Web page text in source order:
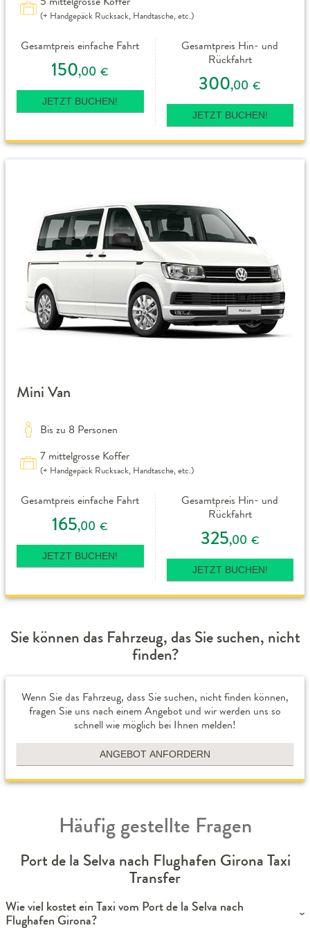
(+ Handgepäck Rucksack, Handtasche, etc.)
Gesamtpreis einfache Fahrt
150,00 €
JETZT BUCHEN!
Gesamtpreis Hin- und
Rückfahrt
300,00 €
JETZT BUCHEN!
Mini Van
Bis zu 8 Personen
7 mittelgrosse Koffer
(+ Handgepäck Rucksack, Handtasche, etc.)
Gesamtpreis einfache Fahrt
165,00 €
JETZT BUCHEN!
Gesamtpreis Hin- und
Rückfahrt
325,00 €
JETZT BUCHEN!
Sie können das Fahrzeug, das Sie suchen, nicht
finden?
Wenn Sie das Fahrzeug, dass Sie suchen, nicht finden können,
fragen Sie uns nach einem Angebot und wir werden uns so
schnell wie möglich bei Ihnen melden!
ANGEBOT ANFORDERN
Häufig gestellte Fragen
Port de la Selva nach Flughafen Girona Taxi
Transfer
Wie viel kostet ein Taxi vom Port de la Selva nach
Flughafen Girona?